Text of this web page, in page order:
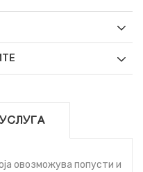
овозможува попусти и